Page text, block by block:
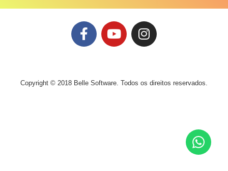
Copyright © 2018 Belle Software. Todos os direitos reservados.